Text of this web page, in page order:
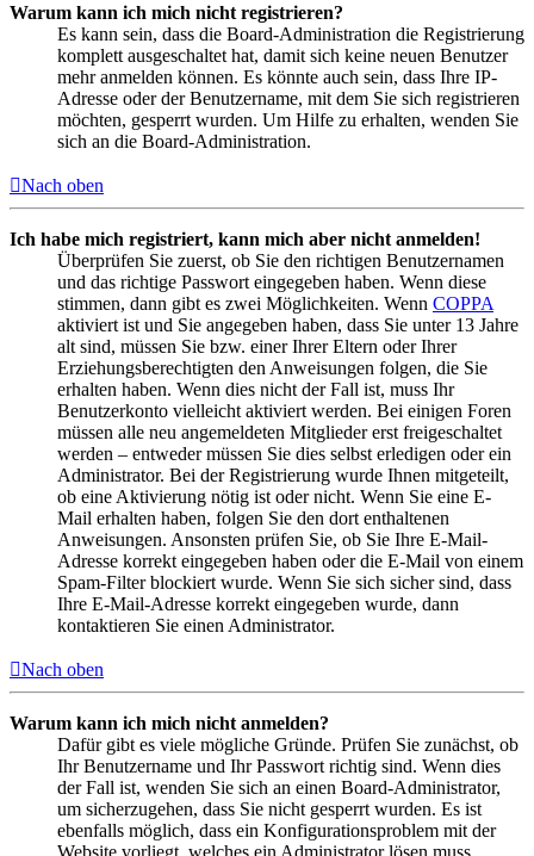
Warum kann ich mich nicht registrieren?
Es kann sein, dass die Board-Administration die Registrierung
komplett ausgeschaltet hat, damit sich keine neuen Benutzer
mehr anmelden können. Es könnte auch sein, dass Ihre IP-
Adresse oder der Benutzername, mit dem Sie sich registrieren
möchten, gesperrt wurden. Um Hilfe zu erhalten, wenden Sie
sich an die Board-Administration.
Nach oben
Ich habe mich registriert, kann mich aber nicht anmelden!
Überprüfen Sie zuerst, ob Sie den richtigen Benutzernamen
und das richtige Passwort eingegeben haben. Wenn diese
stimmen, dann gibt es zwei Möglichkeiten. Wenn COPPA
aktiviert ist und Sie angegeben haben, dass Sie unter 13 Jahre
alt sind, müssen Sie bzw. einer Ihrer Eltern oder Ihrer
Erziehungsberechtigten den Anweisungen folgen, die Sie
erhalten haben. Wenn dies nicht der Fall ist, muss Ihr
Benutzerkonto vielleicht aktiviert werden. Bei einigen Foren
müssen alle neu angemeldeten Mitglieder erst freigeschaltet
werden – entweder müssen Sie dies selbst erledigen oder ein
Administrator. Bei der Registrierung wurde Ihnen mitgeteilt,
ob eine Aktivierung nötig ist oder nicht. Wenn Sie eine E-
Mail erhalten haben, folgen Sie den dort enthaltenen
Anweisungen. Ansonsten prüfen Sie, ob Sie Ihre E-Mail-
Adresse korrekt eingegeben haben oder die E-Mail von einem
Spam-Filter blockiert wurde. Wenn Sie sich sicher sind, dass
Ihre E-Mail-Adresse korrekt eingegeben wurde, dann
kontaktieren Sie einen Administrator.
Nach oben
Warum kann ich mich nicht anmelden?
Dafür gibt es viele mögliche Gründe. Prüfen Sie zunächst, ob
Ihr Benutzername und Ihr Passwort richtig sind. Wenn dies
der Fall ist, wenden Sie sich an einen Board-Administrator,
um sicherzugehen, dass Sie nicht gesperrt wurden. Es ist
ebenfalls möglich, dass ein Konfigurationsproblem mit der
Website vorliegt, welches ein Administrator lösen muss.